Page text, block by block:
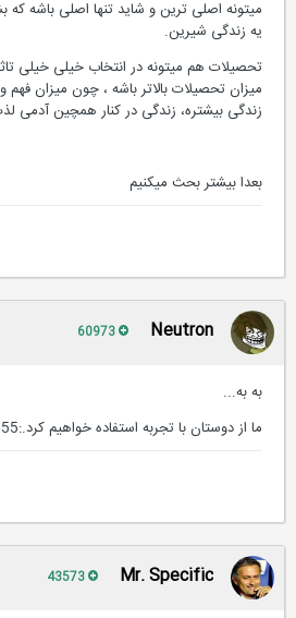
میتونه اصلی ترین و شاید تنها اصلی باشه که
یه زندگی شیرین.
تحصیلات هم میتونه در انتخاب خیلی خیلی
میزان تحصیلات بالاتر باشه ، چون میزان فهم و
زندگی بیشتره، زندگی در کنار همچین آدمی لذت
بعدا بیشتر بحث میکنیم
Neutron
به به...
ما از دوستان با تجربه استفاده خواهیم کرد.:w155:
Mr. Specific